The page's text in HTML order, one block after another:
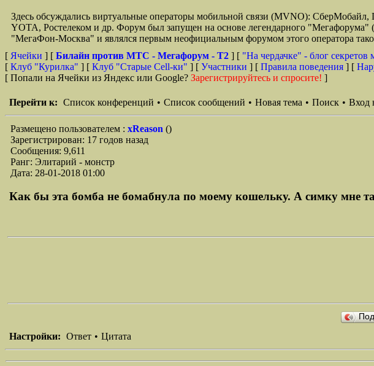
Здесь обсуждались виртуальные операторы мобильной связи (MVNO):
YOTA, Ростелеком и др. Форум был запущен на основе легендарного "Мегафорума"
"МегаФон-Москва" и являлся первым неофициальным форумом этого оператора
[ Ячейки ] [ Билайн против МТС - Мегафорум - T2 ] [ "На чердачке" - блог секретов
[ Клуб "Курилка" ] [ Клуб "Старые Сell-ки" ] [ Участники ] [ Правила поведения ] [
[ Попали на Ячейки из Яндекс или Google? Зарегистрируйтесь и спросите! ]
Перейти к: Список конференций • Список сообщений • Новая тема • Поиск • Вход
Размещено пользователем : xReason ()
Зарегистрирован: 17 годов назад
Сообщения: 9,611
Ранг: Элитарий - монстр
Дата: 28-01-2018 01:00
Как бы эта бомба не бомабнула по моему кошельку. А симку мне
Настройки: Ответ • Цитата